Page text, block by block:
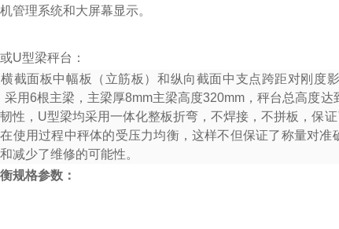
管理系统和大屏幕显示。
U型梁秤台：
截面板中幅板（立筋板）和纵向截面中支点跨距对刚度
采用6根主梁，主梁厚8mm主梁高度320mm ，秤台总高度达
性， U型梁均采用一体化整板折弯，不焊接，不拼板，保
使用过程中秤体的受压力均衡，这样不但保证了称量对
减少了维修的可能性。
规格参数：